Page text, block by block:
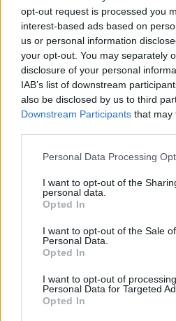
opt-out request is processed you
interest-based ads based on
us or personal information
your opt-out. You may separately
disclosure of your personal
IAB’s list of downstream
also be disclosed by us to third
Downstream Participants that may
Personal Data Processing
I want to opt-out of the
personal data.
Opted In
I want to opt-out of the Sale
Personal Data.
Opted In
I want to opt-out of
Personal Data for Targeted
Opted In
χωρητικότητας του
ακολουθούν επί της
Δηλαδή το πλαφόν 5.000
ισχύει σε μεγάλα γήπεδα
ΟΑΚΑ, το «Κλεάνθης
Λεωφόρος ή το Γήπεδο
Το βέβαιο είναι πως η
ομάδες κάθονται σε…
Πλήττονται άμεσα από τα
παρθεί και δεν έχουν
όποιες και όσες δυνάμεις
βελτιωθεί η κατάσταση